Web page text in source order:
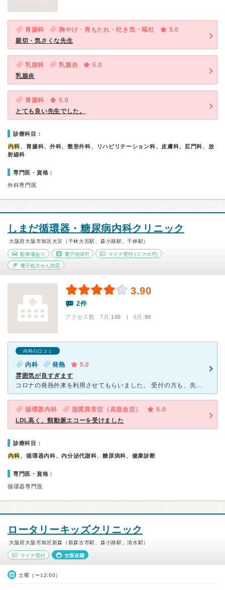
胃腸科 胸やけ・胃もたれ・吐き気・嘔吐
5.0
親切・気さくな先生
乳腺科 乳腺炎
5.0
乳腺炎
胃腸科
5.0
とても良い先生でした。
診療科目：
内科、胃腸科、外科、整形外科、リハビリテーション科、皮膚科、肛門科、放
射線科
専門医・資格：
外科専門医
しまだ循環器・糖尿病内科クリニック
大阪府大阪市旭区大宮（千林大宮駅、森小路駅、千林駅）
駐車場あり 電子決済可 マイナ受付 (スマホ可)
電子処方せん対応
3.90
2件
アクセス数 7月:100 | 6月:90
内科の口コミ
内科 発熱
5.0
雰囲気が良すぎます
コロナの発熱外来を利用させてもらいました。 受付の方も、先生も、とっても優しいです。 声かけも、態度も、寄り添ってくださりました。 他の方への対応や、電話の対応を聞いていても安心できます。
循環器内科 脂質異常症（高脂血症）
5.0
LDL高く、頸動脈エコーを受けました
診療科目：
内科、循環器内科、内分泌代謝科、糖尿病科、健康診断
専門医・資格：
循環器専門医
ロータリーキッズクリニック
大阪府大阪市旭区新森（新森古市駅、森小路駅、清水駅）
マイナ受付 女医在籍
土曜（〜12:00）